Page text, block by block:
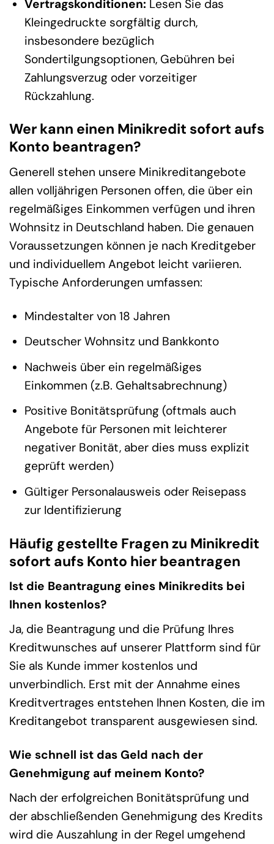
Vertragskonditionen: Lesen Sie das
Kleingedruckte sorgfältig durch,
insbesondere bezüglich
Sondertilgungsoptionen, Gebühren bei
Zahlungsverzug oder vorzeitiger
Rückzahlung.
Wer kann einen Minikredit sofort aufs
Konto beantragen?
Generell stehen unsere Minikreditangebote
allen volljährigen Personen offen, die über ein
regelmäßiges Einkommen verfügen und ihren
Wohnsitz in Deutschland haben. Die genauen
Voraussetzungen können je nach Kreditgeber
und individuellem Angebot leicht variieren.
Typische Anforderungen umfassen:
Mindestalter von 18 Jahren
Deutscher Wohnsitz und Bankkonto
Nachweis über ein regelmäßiges
Einkommen (z.B. Gehaltsabrechnung)
Positive Bonitätsprüfung (oftmals auch
Angebote für Personen mit leichterer
negativer Bonität, aber dies muss explizit
geprüft werden)
Gültiger Personalausweis oder Reisepass
zur Identifizierung
Häufig gestellte Fragen zu Minikredit
sofort aufs Konto hier beantragen
Ist die Beantragung eines Minikredits bei
Ihnen kostenlos?
Ja, die Beantragung und die Prüfung Ihres
Kreditwunsches auf unserer Plattform sind für
Sie als Kunde immer kostenlos und
unverbindlich. Erst mit der Annahme eines
Kreditvertrages entstehen Ihnen Kosten, die im
Kreditangebot transparent ausgewiesen sind.
Wie schnell ist das Geld nach der
Genehmigung auf meinem Konto?
Nach der erfolgreichen Bonitätsprüfung und
der abschließenden Genehmigung des Kredits
wird die Auszahlung in der Regel umgehend